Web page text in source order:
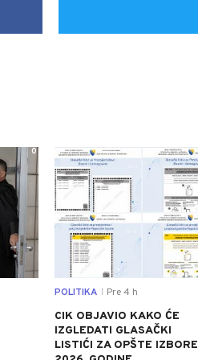
0
POLITIKA Pre 4 h
CIK OBJAVIO KAKO ĆE
IZGLEDATI GLASAČKI
LISTIĆI ZA OPŠTE IZBORE